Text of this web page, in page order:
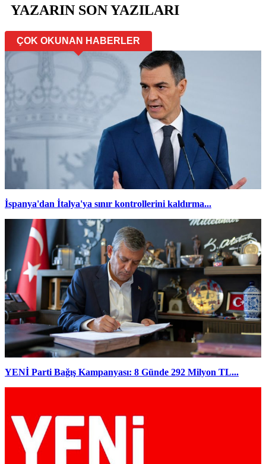
YAZARIN SON YAZILARI
ÇOK OKUNAN HABERLER
İspanya'dan İtalya'ya sınır kontrollerini kaldırma...
YENİ Parti Bağış Kampanyası: 8 Günde 292 Milyon TL...